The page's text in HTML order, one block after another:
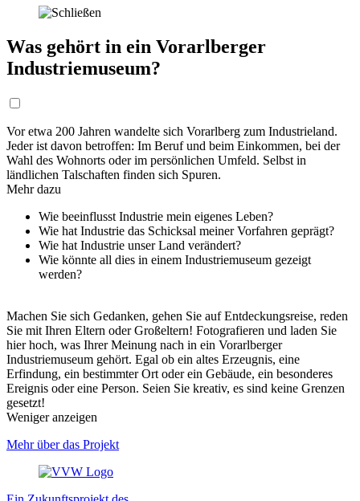
Was gehört in ein Vorarlberger
Industriemuseum?
Vor etwa 200 Jahren wandelte sich Vorarlberg zum Industrieland.
Jeder ist davon betroffen: Im Beruf und beim Einkommen, bei der
Wahl des Wohnorts oder im persönlichen Umfeld. Selbst in
ländlichen Talschaften finden sich Spuren.
Mehr dazu
Wie beeinflusst Industrie mein eigenes Leben?
Wie hat Industrie das Schicksal meiner Vorfahren geprägt?
Wie hat Industrie unser Land verändert?
Wie könnte all dies in einem Industriemuseum gezeigt
werden?
Machen Sie sich Gedanken, gehen Sie auf Entdeckungsreise, reden
Sie mit Ihren Eltern oder Großeltern! Fotografieren und laden Sie
hier hoch, was Ihrer Meinung nach in ein Vorarlberger
Industriemuseum gehört. Egal ob ein altes Erzeugnis, eine
Erfindung, ein bestimmter Ort oder ein Gebäude, ein besonderes
Ereignis oder eine Person. Seien Sie kreativ, es sind keine Grenzen
gesetzt!
Weniger anzeigen
Mehr über das Projekt